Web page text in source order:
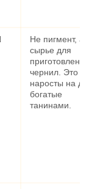
Не пигмент, а
сырье для
приготовления
чернил. Это
наросты на
богатые
танинами.